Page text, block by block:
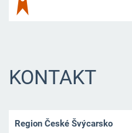
KONTAKT
Region České Švýcarsko